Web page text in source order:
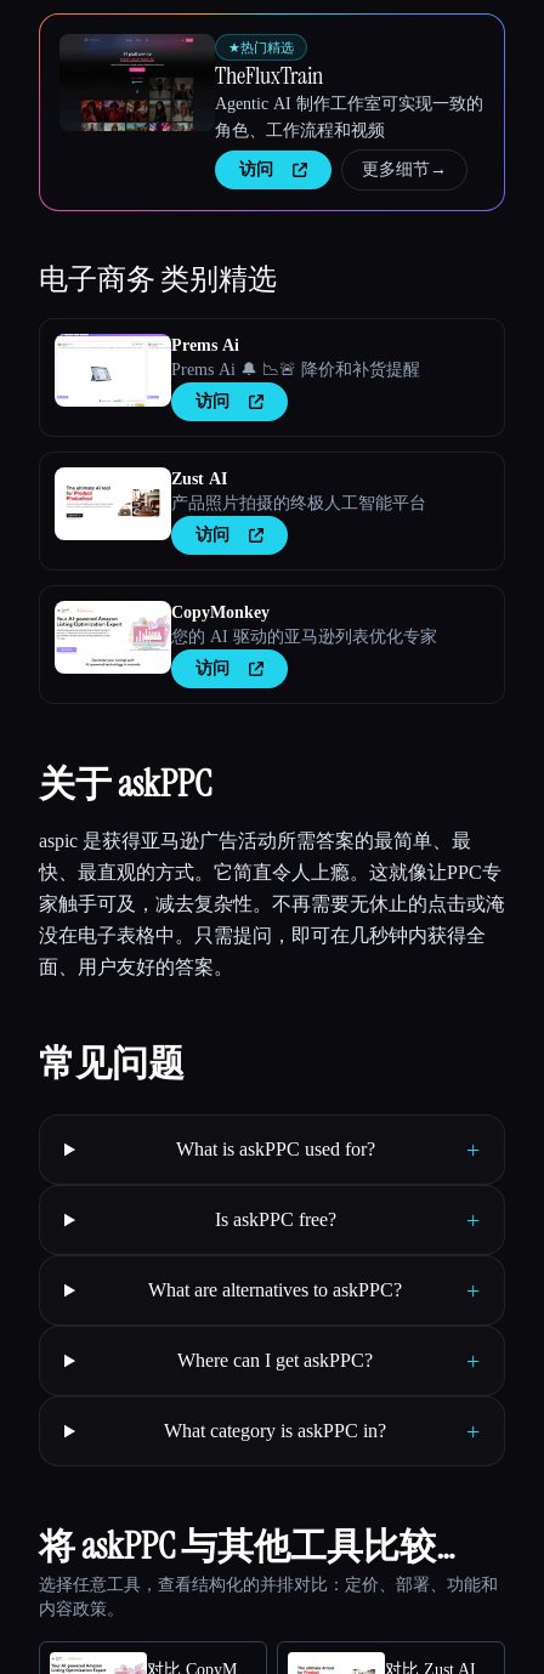
★热门精选
TheFluxTrain
Agentic AI 制作工作室可实现一致的
角色、工作流程和视频
访问 更多细节→
电子商务类别精选
Prems Ai
Prems Ai 🔔 📉🚨 降价和补货提醒
访问
Zust AI
产品照片拍摄的终极人工智能平台
访问
CopyMonkey
您的 AI 驱动的亚马逊列表优化专家
访问
关于 askPPC
aspic 是获得亚马逊广告活动所需答案的最简单、最
快、最直观的方式。它简直令人上瘾。这就像让PPC专
家触手可及，减去复杂性。不再需要无休止的点击或淹
没在电子表格中。只需提问，即可在几秒钟内获得全
面、用户友好的答案。
常见问题
What is askPPC used for? +
Is askPPC free? +
What are alternatives to askPPC? +
Where can I get askPPC? +
What category is askPPC in? +
将 askPPC 与其他工具比较…
选择任意工具，查看结构化的并排对比：定价、部署、功能和
内容政策。
对比 Zust AI